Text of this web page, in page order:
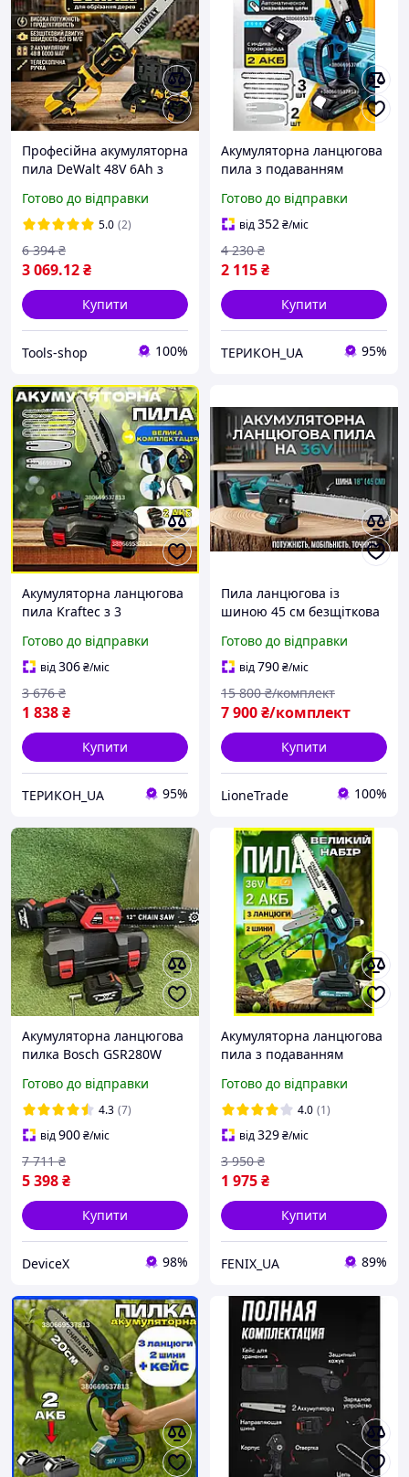
Професійна акумуляторна
пила DeWalt 48V 6Ah з
Ланцюгова пила з
подачею мастила для
обрізки дерев
Готово до відправки
5.0 (2)
3 069.12₴
6 394 ₴
Купити
Tools-shop 100%
Акумуляторна ланцюгова
пила з подаванням
ланцюгами Пили для
обрізання гілок Ручні Міні
пилки з 2 акб у кейсі
Готово до відправки
від352₴/міс
2 115₴
4 230 ₴
Купити
ТЕРИКОН_UA 95%
Акумуляторна ланцюгова
пила Kraftec з 3
Мініакумуляторна пила
20 см шина з 2 акб Пілу з
подаванням мастила для
саду
Готово до відправки
від306₴/міс
1 838₴
3 676 ₴
Купити
ТЕРИКОН_UA 95%
Пила ланцюгова із
шиною 45 см безщіткова
акумуляторна ланцюгова
пила з подаванням
мастила
Готово до відправки
від790₴/міс
7 900₴/комплект
15 800 ₴/комплект
Купити
LioneTrade 100%
Акумуляторна ланцюгова
пилка Bosch GSR280W
шина 30 см, з системою
подачі мастила
Готово до відправки
4.3 (7)
від900₴/міс
5 398₴
7 711 ₴
Купити
DeviceX 98%
Акумуляторна ланцюгова
пила з подаванням
шина 15 см 3 ланцюги
Міні ланцюгова пила для
обрізання
Готово до відправки
4.0 (1)
від329₴/міс
1 975₴
3 950 ₴
Купити
FENIX_UA 89%